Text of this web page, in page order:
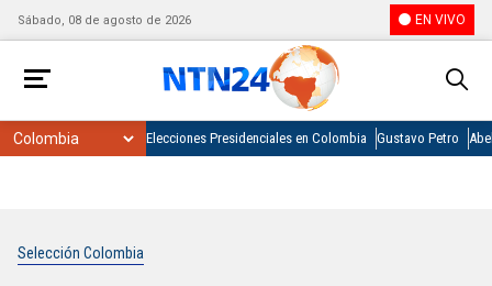
Sábado, 08 de agosto de 2026 EN VIVO
Elecciones Presidenciales en Colombia Gustavo Petro
Selección Colombia